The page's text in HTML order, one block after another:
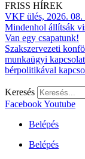
FRISS HÍREK
VKF ülés, 2026. 08.
Mindenhol állítsák
Van egy csapatunk!
Szakszervezeti
munkaügyi
bérpolitikával
Keresés
FacebookYoutube
Belépés
Belépés